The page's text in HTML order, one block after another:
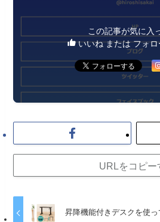
この記事が気に入
いいね または フォロ
URLをコピー
昇降機能付きデスクを使っ